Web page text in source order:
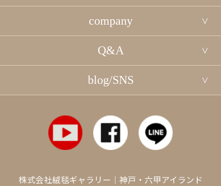
company
Q&A
blog/SNS
株式会社絨毯ギャラリー｜神戸・六甲アイランド